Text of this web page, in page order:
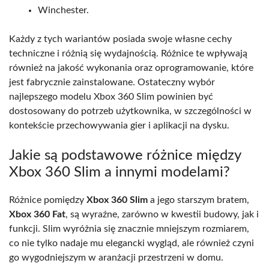
Winchester.
Każdy z tych wariantów posiada swoje własne cechy
techniczne i różnią się wydajnością. Różnice te wpływają
również na jakość wykonania oraz oprogramowanie, które
jest fabrycznie zainstalowane. Ostateczny wybór
najlepszego modelu Xbox 360 Slim powinien być
dostosowany do potrzeb użytkownika, w szczególności w
kontekście przechowywania gier i aplikacji na dysku.
Jakie są podstawowe różnice między
Xbox 360 Slim a innymi modelami?
Różnice pomiędzy Xbox 360 Slim a jego starszym bratem,
Xbox 360 Fat, są wyraźne, zarówno w kwestii budowy, jak i
funkcji. Slim wyróżnia się znacznie mniejszym rozmiarem,
co nie tylko nadaje mu elegancki wygląd, ale również czyni
go wygodniejszym w aranżacji przestrzeni w domu.